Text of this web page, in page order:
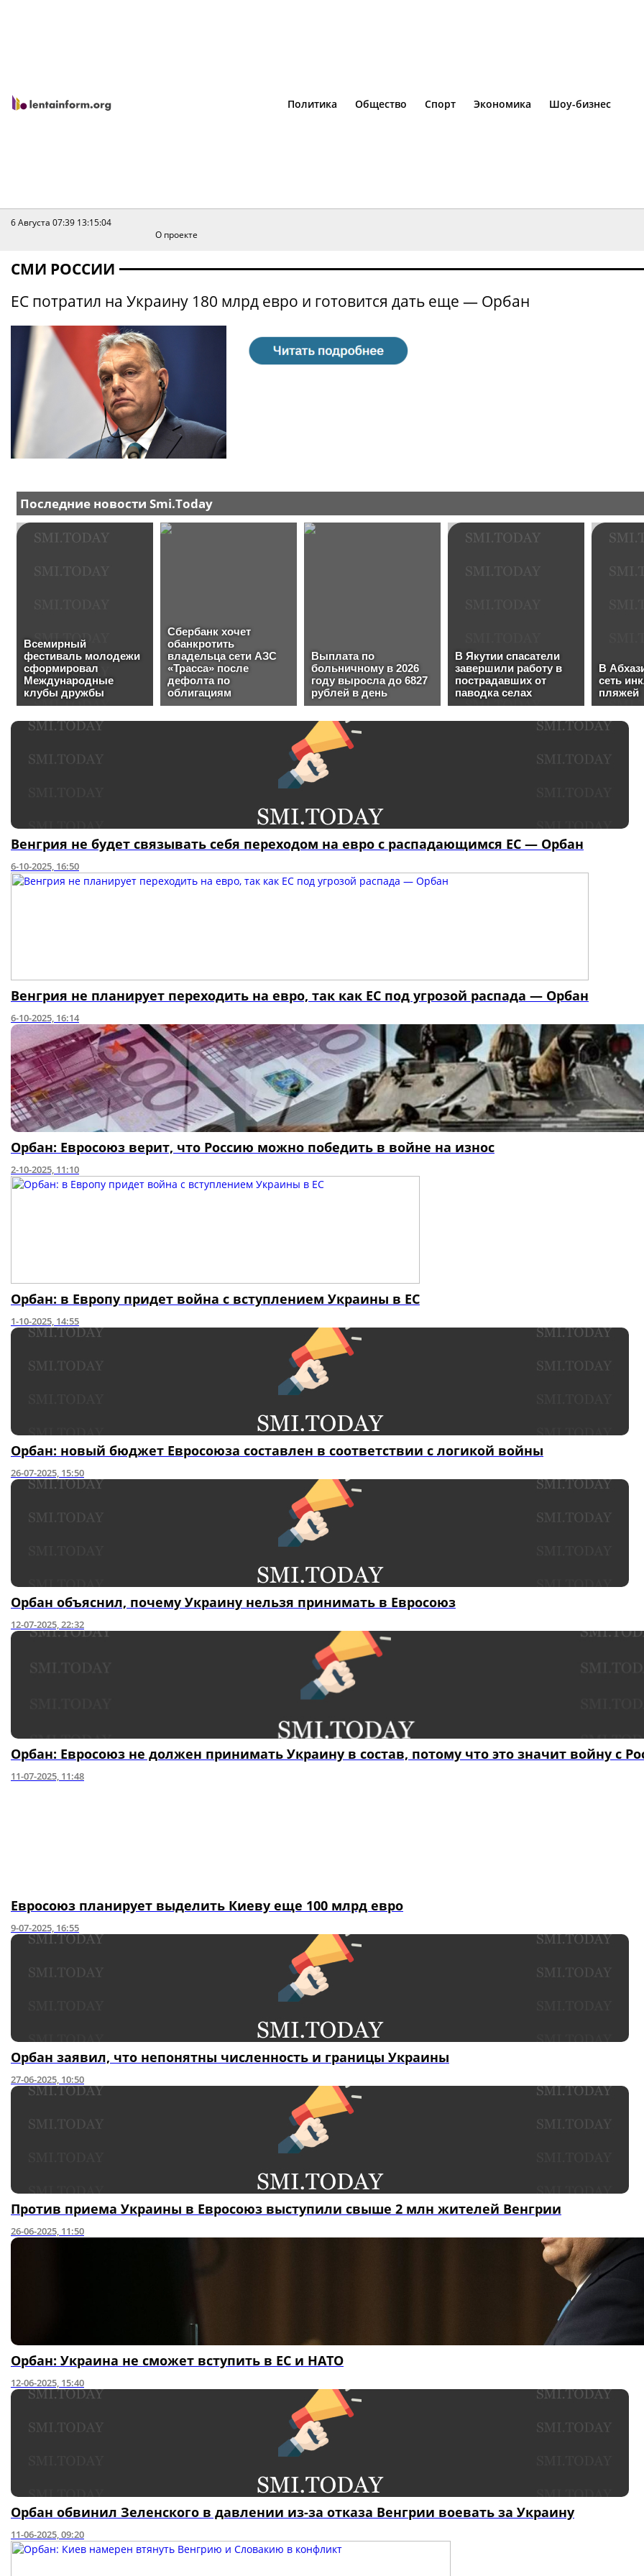
Политика Общество Спорт Экономика Шоу-бизнес
6 Августа 07:39 13:15:04
О проекте
СМИ РОССИИ
ЕС потратил на Украину 180 млрд евро и готовится дать еще — Орбан
Венгрия не будет связывать себя переходом на евро с распадающимся ЕС — Орбан
6-10-2025, 16:50
Венгрия не планирует переходить на евро, так как ЕС под угрозой распада — Орбан
6-10-2025, 16:14
Орбан: Евросоюз верит, что Россию можно победить в войне на износ
2-10-2025, 11:10
Орбан: в Европу придет война с вступлением Украины в ЕС
1-10-2025, 14:55
Орбан: новый бюджет Евросоюза составлен в соответствии с логикой войны
26-07-2025, 15:50
Орбан объяснил, почему Украину нельзя принимать в Евросоюз
12-07-2025, 22:32
Орбан: Евросоюз не должен принимать Украину в состав, потому что это значит войну с
11-07-2025, 11:48
Евросоюз планирует выделить Киеву еще 100 млрд евро
9-07-2025, 16:55
Орбан заявил, что непонятны численность и границы Украины
27-06-2025, 10:50
Против приема Украины в Евросоюз выступили свыше 2 млн жителей Венгрии
26-06-2025, 11:50
Орбан: Украина не сможет вступить в ЕС и НАТО
12-06-2025, 15:40
Орбан обвинил Зеленского в давлении из-за отказа Венгрии воевать за Украину
11-06-2025, 09:20